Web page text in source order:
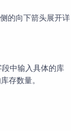
的向下箭头展开详
段中输入具体的库
存数量。